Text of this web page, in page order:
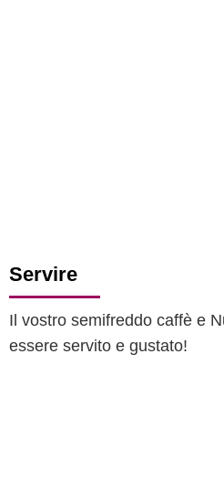
Servire
Il vostro semifreddo caffè e
essere servito e gustato!